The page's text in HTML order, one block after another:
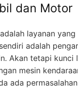
dan Motor
adalah layanan
adalah
Akan tetapi
mesin
ada